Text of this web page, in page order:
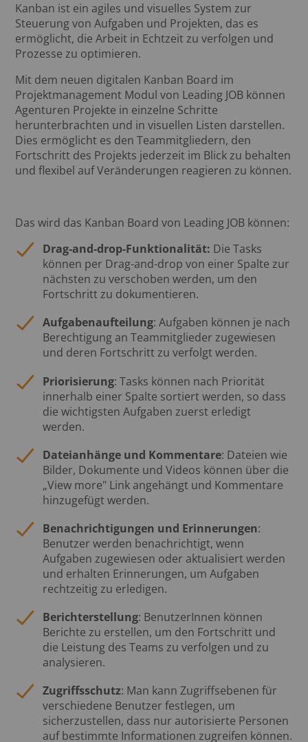
Kanban ist ein agiles und visuelles System zur
Steuerung von Aufgaben und Projekten, das es
ermöglicht, die Arbeit in Echtzeit zu verfolgen und
Prozesse zu optimieren.
Mit dem neuen digitalen Kanban Board im
Projektmanagement Modul von Leading JOB können
Agenturen Projekte in einzelne Schritte
herunterbrachten und in visuellen Listen darstellen.
Dies ermöglicht es den Teammitgliedern, den
Fortschritt des Projekts jederzeit im Blick zu behalten
und flexibel auf Veränderungen reagieren zu können.
Das wird das Kanban Board von Leading JOB können:
Drag-and-drop-Funktionalität: Die Tasks
können per Drag-and-drop von einer Spalte zur
nächsten zu verschoben werden, um den
Fortschritt zu dokumentieren.
Aufgabenaufteilung: Aufgaben können je nach
Berechtigung an Teammitglieder zugewiesen
und deren Fortschritt zu verfolgt werden.
Priorisierung: Tasks können nach Priorität
innerhalb einer Spalte sortiert werden, so dass
die wichtigsten Aufgaben zuerst erledigt
werden.
Dateianhänge und Kommentare: Dateien wie
Bilder, Dokumente und Videos können über die
„View more" Link angehängt und Kommentare
hinzugefügt werden.
Benachrichtigungen und Erinnerungen:
Benutzer werden benachrichtigt, wenn
Aufgaben zugewiesen oder aktualisiert werden
und erhalten Erinnerungen, um Aufgaben
rechtzeitig zu erledigen.
Berichterstellung: BenutzerInnen können
Berichte zu erstellen, um den Fortschritt und
die Leistung des Teams zu verfolgen und zu
analysieren.
Zugriffsschutz: Man kann Zugriffsebenen für
verschiedene Benutzer festlegen, um
sicherzustellen, dass nur autorisierte Personen
auf bestimmte Informationen zugreifen können.